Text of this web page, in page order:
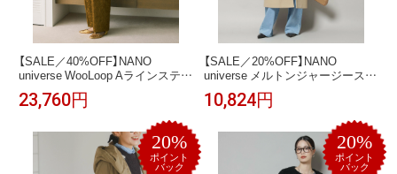
【SALE／40%OFF】NANO
universe WooLoop Aラインステン
カラーミドルコート ナノユニバ
ース ジャケット・アウター その
他のジャケット・アウター ネイ
ビー ブラウン ベージュ【送料無
23,760円
【SALE／20%OFF】NANO
universe メルトンジャージーステ
ンカラーコート ナノユニバース
ジャケット・アウター その他の
ジャケット・アウター ベージュ
ブラウン ネイビー【送料無料】
10,824円
20%
ポイント
バック
20%
ポイント
バック